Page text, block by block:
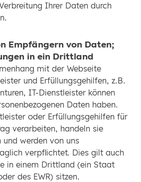
Ihrer Daten durch
Empfängern von Daten;
in ein Drittland
mit der Webseite
und Erfüllungsgehilfen, z.B.
IT-Dienstleister können
Daten haben.
oder Erfüllungsgehilfen für
verarbeiten, handeln sie
und werden von uns
verpflichtet. Dies gilt auch
in einem Drittland (ein Staat
des EWR) sitzen.